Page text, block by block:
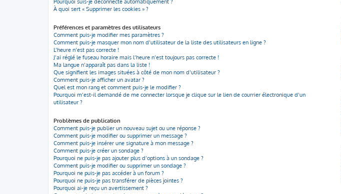
Pourquoi suis-je déconnecté automatiquement ?
À quoi sert « Supprimer les cookies » ?
Préférences et paramètres des utilisateurs
Comment puis-je modifier mes paramètres ?
Comment puis-je masquer mon nom d’utilisateur de la liste des utilisateurs en ligne ?
L’heure n’est pas correcte !
J’ai réglé le fuseau horaire mais l’heure n’est toujours pas correcte !
Ma langue n’apparaît pas dans la liste !
Que signifient les images situées à côté de mon nom d’utilisateur ?
Comment puis-je afficher un avatar ?
Quel est mon rang et comment puis-je le modifier ?
Pourquoi m’est-il demandé de me connecter lorsque je clique sur le lien de courrier électronique d’un
utilisateur ?
Problèmes de publication
Comment puis-je publier un nouveau sujet ou une réponse ?
Comment puis-je modifier ou supprimer un message ?
Comment puis-je insérer une signature à mon message ?
Comment puis-je créer un sondage ?
Pourquoi ne puis-je pas ajouter plus d’options à un sondage ?
Comment puis-je modifier ou supprimer un sondage ?
Pourquoi ne puis-je pas accéder à un forum ?
Pourquoi ne puis-je pas transférer de pièces jointes ?
Pourquoi ai-je reçu un avertissement ?